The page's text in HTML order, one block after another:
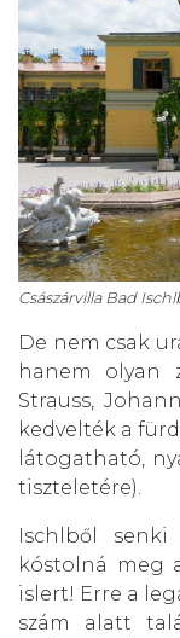
Császárvilla Bad
De nem csak
hanem olyan
Strauss,
kedvelték a
látogatható,
tiszteletére).
Ischlből
kóstolná meg
islert! Erre a
szám alatt